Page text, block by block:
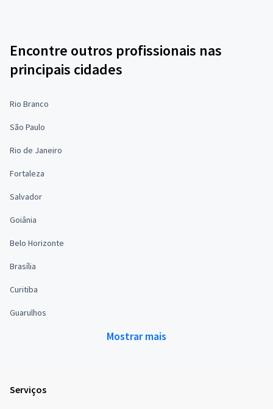
Encontre outros profissionais nas
principais cidades
Rio Branco
São Paulo
Rio de Janeiro
Fortaleza
Salvador
Goiânia
Belo Horizonte
Brasília
Curitiba
Guarulhos
Mostrar mais
Serviços